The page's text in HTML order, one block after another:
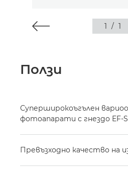
1 / 1
Ползи
Суперширокоъгълен
фотоапарати с гнездо EF-S
Превъзходно качество на